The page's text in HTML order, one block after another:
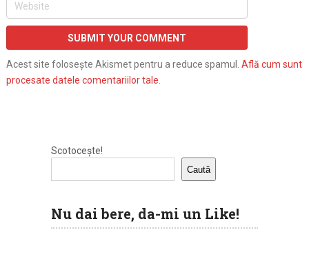
Acest site folosește Akismet pentru a reduce spamul. Află cum sunt
procesate datele comentariilor tale
Scotocește!
Caută
Nu dai bere, da-mi un Like!